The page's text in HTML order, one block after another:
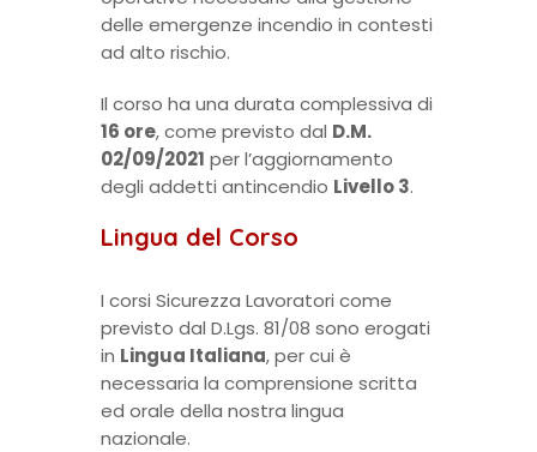
delle emergenze incendio in contesti
ad alto rischio.
Il corso ha una durata complessiva di
16 ore, come previsto dal D.M.
02/09/2021 per l’aggiornamento
degli addetti antincendio Livello 3.
Lingua del Corso
I corsi Sicurezza Lavoratori come
previsto dal D.Lgs. 81/08 sono erogati
in Lingua Italiana, per cui è
necessaria la comprensione scritta
ed orale della nostra lingua
nazionale.